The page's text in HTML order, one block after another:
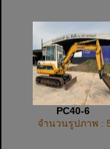
PC40-6
จำนวนรูปภาพ :